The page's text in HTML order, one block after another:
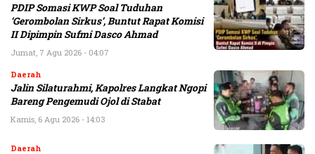
PDIP Somasi KWP Soal Tuduhan
‘Gerombolan Sirkus’, Buntut Rapat Komisi
II Dipimpin Sufmi Dasco Ahmad
Jumat, 7 Agu 2026 - 04:07
Daerah
Jalin Silaturahmi, Kapolres Langkat Ngopi
Bareng Pengemudi Ojol di Stabat
Kamis, 6 Agu 2026 - 14:03
Daerah